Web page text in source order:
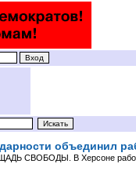
объединил
СВОБОДЫ. В Херсоне